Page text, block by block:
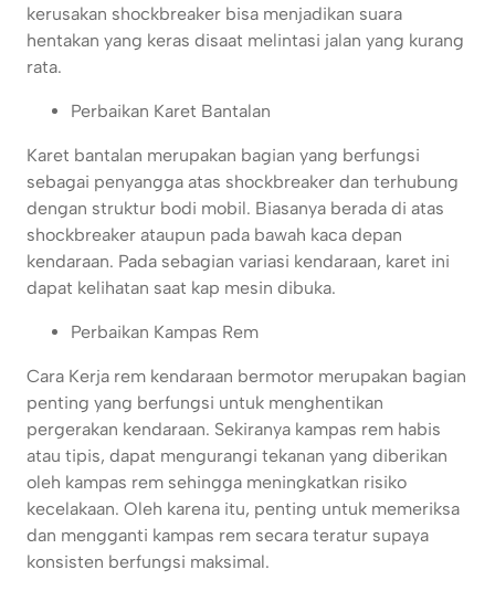
kerusakan shockbreaker bisa menjadikan suara
hentakan yang keras disaat melintasi jalan yang kurang
rata.
Perbaikan Karet Bantalan
Karet bantalan merupakan bagian yang berfungsi
sebagai penyangga atas shockbreaker dan terhubung
dengan struktur bodi mobil. Biasanya berada di atas
shockbreaker ataupun pada bawah kaca depan
kendaraan. Pada sebagian variasi kendaraan, karet ini
dapat kelihatan saat kap mesin dibuka.
Perbaikan Kampas Rem
Cara Kerja rem kendaraan bermotor merupakan bagian
penting yang berfungsi untuk menghentikan
pergerakan kendaraan. Sekiranya kampas rem habis
atau tipis, dapat mengurangi tekanan yang diberikan
oleh kampas rem sehingga meningkatkan risiko
kecelakaan. Oleh karena itu, penting untuk memeriksa
dan mengganti kampas rem secara teratur supaya
konsisten berfungsi maksimal.